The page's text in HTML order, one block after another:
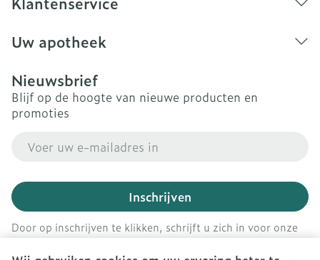
Uw apotheek
Nieuwsbrief
Blijf op de hoogte van nieuwe producten en
promoties
Inschrijven
Door op inschrijven te klikken, schrijft u zich in voor onze
nieuwsbrief en gaat u akkoord met onzeprivacy policy.